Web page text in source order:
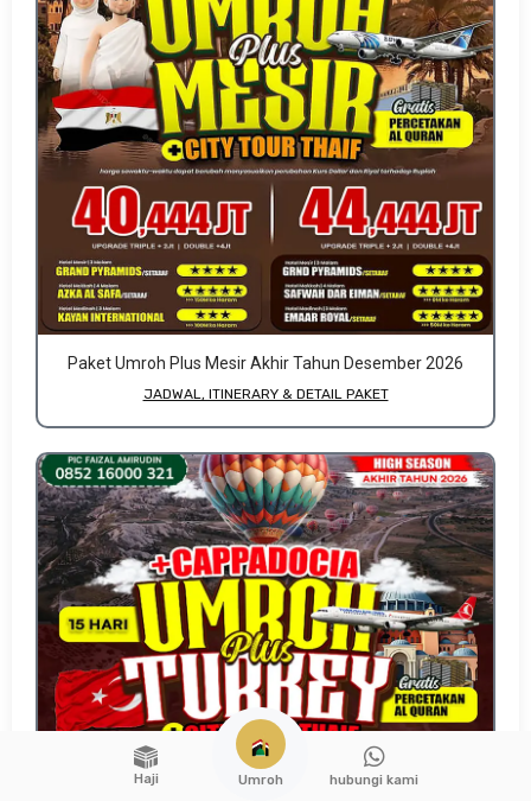
Paket Umroh Plus Mesir Akhir Tahun Desember 2026
JADWAL, ITINERARY & DETAIL PAKET
Haji Umroh hubungi kami